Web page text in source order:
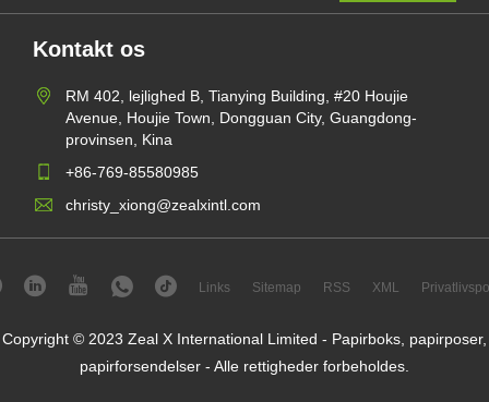
Kontakt os
RM 402, lejlighed B, Tianying Building, #20 Houjie
Avenue, Houjie Town, Dongguan City, Guangdong-
provinsen, Kina
+86-769-85580985
christy_xiong@zealxintl.com
Links Sitemap RSS XML
Copyright © 2023 Zeal X International Limited - Papirboks, papirposer,
papirforsendelser - Alle rettigheder forbeholdes.